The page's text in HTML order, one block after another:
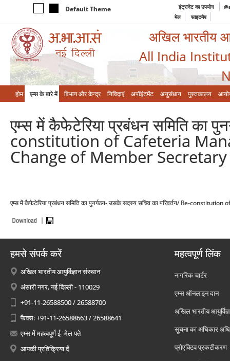
Default Theme इंट्रानेट का उपयोग
मेल
साइटमैप
अखिल भारतीय
All India
होम एम्‍स के बारे में विभाग और केन्‍द्र निविदाएं अपॉइंटमेंट अनुसंधान पुस्तकालय
एम्स में कैफेटेरिया प्रबंधन समिति का
constitution of Cafeteria
Change of Member
एम्स में कैफेटेरिया प्रबंधन समिति का पुनर्गठन- उसके सदस्य सचिव का परिवर्तन/ Re-
हमसे संपर्क करें
अखिल भारतीय आयुर्विज्ञान संस्थान
अंसारी नगर, नई दिल्ली - 110029
+91-11-26588500 / 26588700
फैक्स: +91-11-26588663 / 26588641
एम्स में महत्वपूर्ण ई -मेल पते
आपकी प्रतिक्रिया दें
महत्वपूर्ण लिंक
नागरिक चार्टर
एम्स ऑनलाइन दान
अखिल भारतीय
सूचना का अधिकार
प्रोएक्टिव प्रकटीकरण